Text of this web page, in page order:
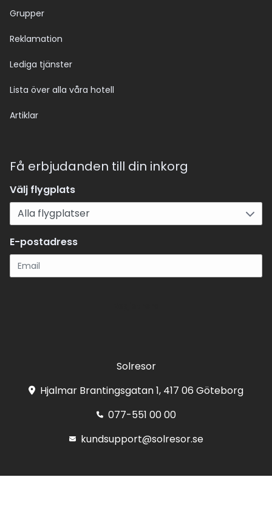
Grupper
Reklamation
Lediga tjänster
Lista över alla våra hotell
Artiklar
Få erbjudanden till din inkorg
Välj flygplats
E-postadress
Solresor
Hjalmar Brantingsgatan 1, 417 06 Göteborg
077-551 00 00
kundsupport@solresor.se